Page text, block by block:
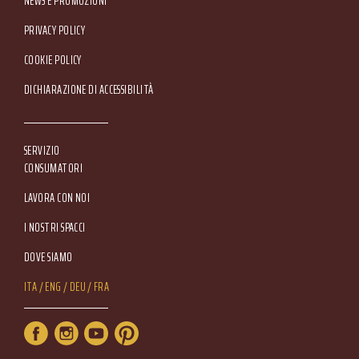
Footer Service Menu
PRIVACY POLICY
COOKIE POLICY
DICHIARAZIONE DI ACCESSIBILITÀ
SERVIZIO
CONSUMATORI
LAVORA CON NOI
I NOSTRI SPACCI
DOVE SIAMO
Lang Menu
ITA ENG DEU FRA
Service Menu